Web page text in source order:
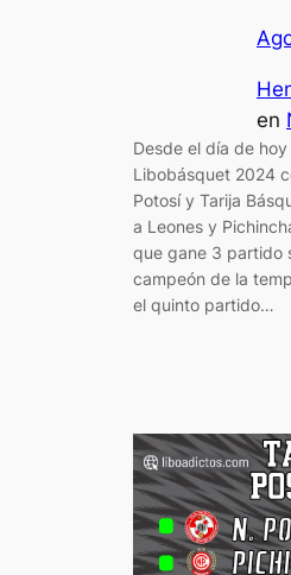
en
Desde el día de
Libobásquet 2024
Potosí y Tarija
a Leones y
que gane 3 partido
campeón de la
el quinto partido…